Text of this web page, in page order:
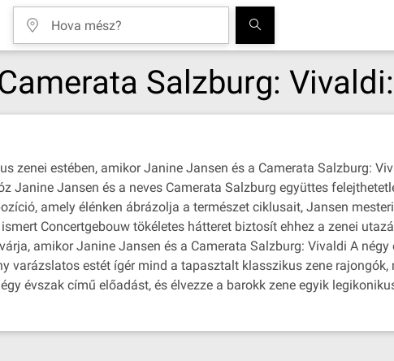
Salzburg:
zenei estében, amikor Janine Jansen és a Camerata Salzburg:
Janine Jansen és a neves Camerata Salzburg együttes
amely élénken ábrázolja a természet ciklusait, Jansen
Concertgebouw tökéletes hátteret biztosít ehhez a zenei
amikor Janine Jansen és a Camerata Salzburg: Vivaldi A
varázslatos estét ígér mind a tapasztalt klasszikus zene
évszak című előadást, és élvezze a barokk zene egyik